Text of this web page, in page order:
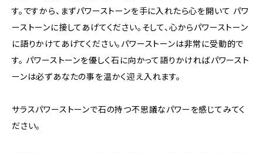
す。ですから、まずパワーストーンを手に入れたら心を開いて パワ
ーストーンに接してあげてください。そして、心からパワーストーン
に語りかけてあげてください。パワーストーンは非常に受動的で
す。 パワーストーンを優しく石に向かって語りかければパワースト
ーンは必ずあなたの事を温かく迎え入れます。
サラスパワーストーンで石の持つ不思議なパワーを感じてみてく
ださい。